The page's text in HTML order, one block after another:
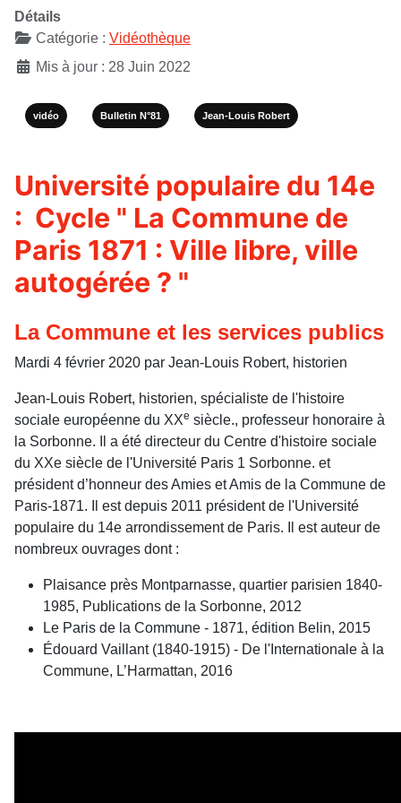
Détails
Catégorie : Vidéothèque
Mis à jour : 28 Juin 2022
vidéo Bulletin N°81 Jean-Louis Robert
Université populaire du 14e
: Cycle " La Commune de
Paris 1871 : Ville libre, ville
autogérée ? "
La Commune et les services publics
Mardi 4 février 2020 par Jean-Louis Robert, historien
Jean-Louis Robert, historien, spécialiste de l'histoire
sociale européenne du XXe siècle., professeur honoraire à
la Sorbonne. Il a été directeur du Centre d'histoire sociale
du XXe siècle de l'Université Paris 1 Sorbonne. et
président d’honneur des Amies et Amis de la Commune de
Paris-1871. Il est depuis 2011 président de l'Université
populaire du 14e arrondissement de Paris. Il est auteur de
nombreux ouvrages dont :
Plaisance près Montparnasse, quartier parisien 1840-
1985, Publications de la Sorbonne, 2012
Le Paris de la Commune - 1871, édition Belin, 2015
Édouard Vaillant (1840-1915) - De l'Internationale à la
Commune, L’Harmattan, 2016